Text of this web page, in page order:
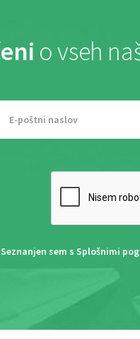
o vseh
Seznanjen sem s Splošnimi